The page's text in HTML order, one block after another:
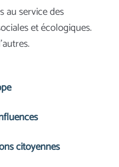
au service des
et écologiques.
citoyennes